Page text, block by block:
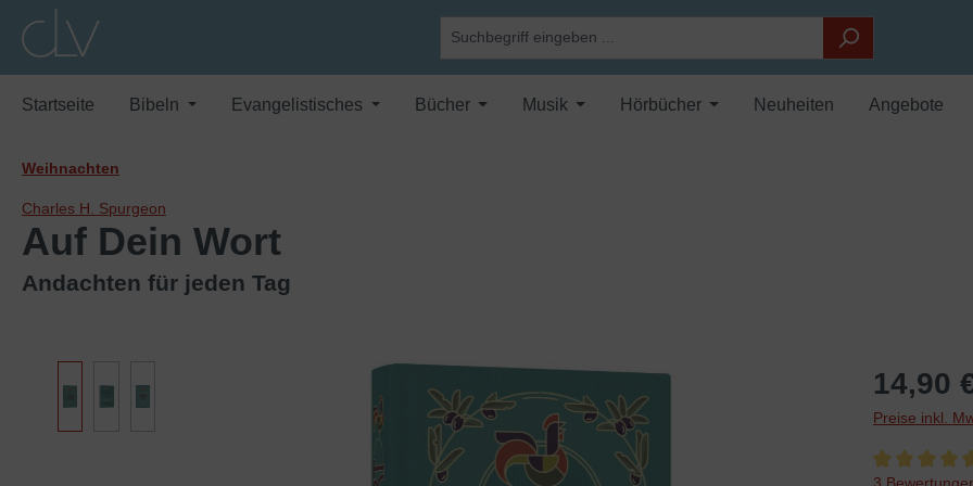
Zur Hauptnavigation springen
Startseite Bibeln Evangelistisches Bücher Musik Hörbücher Neuheiten Angebote
Weihnachten
Charles H. Spurgeon
Auf Dein Wort
Andachten für jeden Tag
14,90
Preise inkl.
3